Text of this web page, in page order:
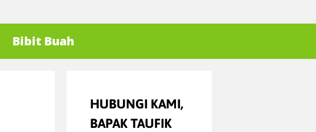
Bibit Buah
HUBUNGI KAMI,
BAPAK TAUFIK